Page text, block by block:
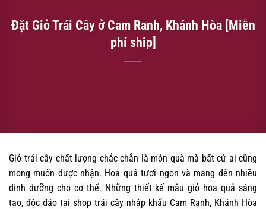
Đặt Giỏ Trái Cây ở Cam Ranh, Khánh Hòa [Miễn
phí ship]
Giỏ trái cây chất lượng chắc chắn là món quà mà bất cứ ai cũng
mong muốn được nhận. Hoa quả tươi ngon và mang đến nhiều
dinh dưỡng cho cơ thể. Những thiết kế mẫu giỏ hoa quả sáng
tạo, độc đáo tại shop trái cây nhập khẩu Cam Ranh, Khánh Hòa